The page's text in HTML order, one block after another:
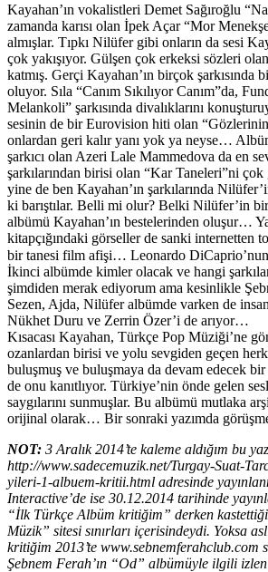
Kayahan’ın vokalistleri Demet Sağıroğlu
zamanda karısı olan İpek Açar “Mor
almışlar. Tıpkı Nilüfer gibi onların da sesi
çok yakışıyor. Gülşen çok erkeksi sözleri
katmış. Gerçi Kayahan’ın birçok şarkısında
oluyor. Sıla “Canım Sıkılıyor Canım”da,
Melankoli” şarkısında divalıklarını
sesinin de bir Eurovision hiti olan
onlardan geri kalır yanı yok ya neyse…
şarkıcı olan Azeri Lale Mammedova da en
şarkılarından birisi olan “Kar Taneleri”ni
yine de ben Kayahan’ın şarkılarında
ki barıştılar. Belli mi olur? Belki Nilüfer’in
albümü Kayahan’ın bestelerinden oluşur…
kitapçığındaki görseller de sanki internetten
bir tanesi film afişi… Leonardo
İkinci albümde kimler olacak ve hangi
şimdiden merak ediyorum ama kesinlikle
Sezen, Ajda, Nilüfer albümde varken de
Nükhet Duru ve Zerrin Özer’i de arıyor…
Kısacası Kayahan, Türkçe Pop Müziği’ne
ozanlardan birisi ve yolu sevgiden geçen
buluşmuş ve buluşmaya da devam edecek
de onu kanıtlıyor. Türkiye’nin önde gelen
saygılarını sunmuşlar. Bu albümü mutlaka
orijinal olarak… Bir sonraki yazımda
NOT: 3 Aralık 2014’te kaleme aldığım bu
http://www.sadecemuzik.net/Turgay-Suat-
yileri-1-albuem-kritii.html adresinde
Interactive’de ise 30.12.2014 tarihinde
“İlk Türkçe Albüm kritiğim” derken
Müzik” sitesi sınırları içerisindeydi. Yoksa
kritiğim 2013’te www.sebnemferahclub.com
Şebnem Ferah’ın “Od” albümüyle ilgili